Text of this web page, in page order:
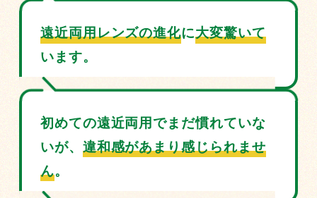
遠近両用レンズの進化に大変驚いて
います。
初めての遠近両用でまだ慣れていな
いが、 違和感があまり感じられませ
ん。